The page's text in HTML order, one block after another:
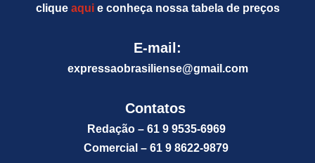
clique aquie conheça nossa tabela de preços
E-mail:
expressaobrasiliense@gmail.com
Contatos
Redação – 61 9 9535-6969
Comercial – 61 9 8622-9879